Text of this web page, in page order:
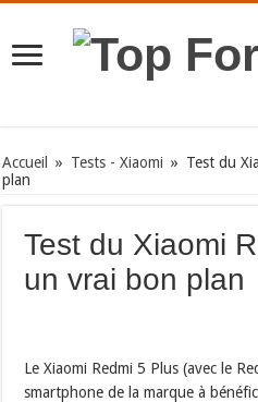
Accueil » Tests - Xiaomi » Test du
plan
Test du Xiaomi
un vrai bon plan
Le Xiaomi Redmi 5 Plus (avec le
smartphone de la marque à